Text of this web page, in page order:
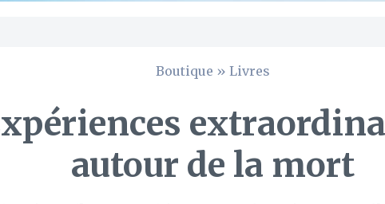
Boutique » Livres
autour de la mort